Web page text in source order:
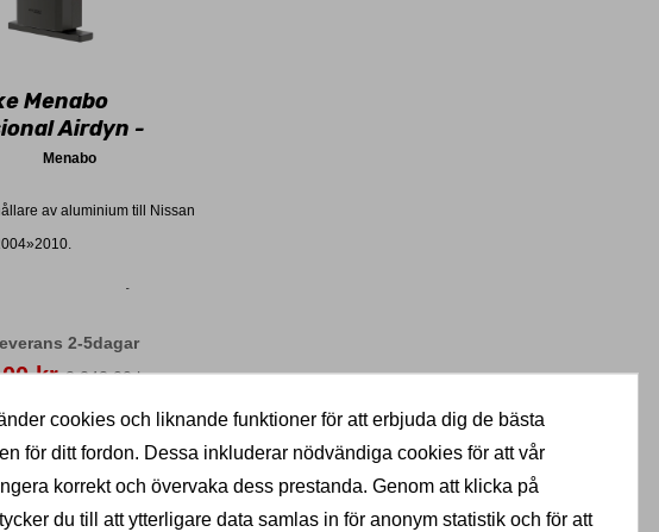
Menabo
Airdyn -
Menabo
av aluminium till Nissan
2-5dagar
kr 2 243,00 kr
I VARUKORG
airdyn-212303-11027649
cookies och liknande funktioner för att erbjuda dig de bästa
för ditt fordon. Dessa inkluderar nödvändiga cookies för att vår
korrekt och övervaka dess prestanda. Genom att klicka på
du till att ytterligare data samlas in för anonym statistik och för att